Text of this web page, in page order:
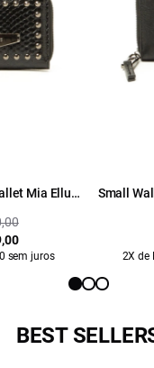
Mia Ellus
sem juros
Small
2X de
BEST